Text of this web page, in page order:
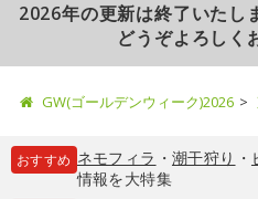
2026年の更新は終了いたし
どうぞよろしく
GW(ゴールデンウィーク)2026
おすすめ ネモフィラ ・ 潮干狩り ・
情報を大特集